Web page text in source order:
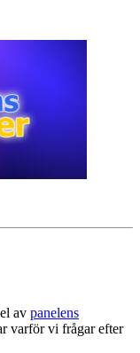
av panelens
varför vi frågar efter